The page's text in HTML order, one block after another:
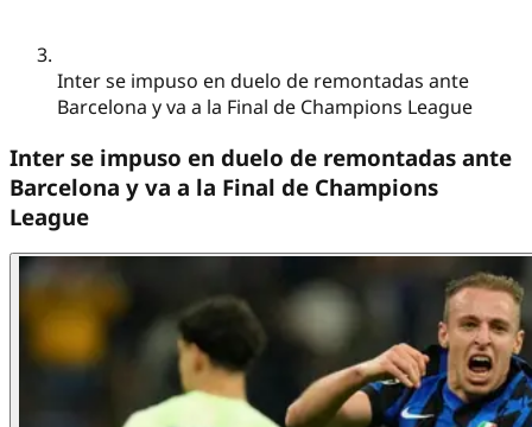
Inter se impuso en duelo de remontadas ante
Barcelona y va a la Final de Champions League
Inter se impuso en duelo de remontadas ante
Barcelona y va a la Final de Champions
League